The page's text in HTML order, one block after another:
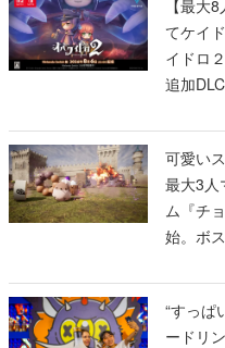
【最大
てケイ
イドロ
追加
可愛い
最大3人
ム『チ
始。ボ
し、コ
“すっぱ
ードリ